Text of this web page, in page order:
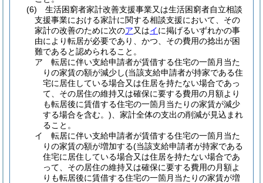
(6)
生活困窮者家計改善支援事業又は生活困窮者自立相談
支援事業における家計に関する相談支援において、その
家計の改善のために次のア又はイに掲げるいずれかの事
由により転居が必要であり、かつ、その費用の捻出が困
難であると認められること。
ア
転居に伴い支給申請者が賃借する住宅の一箇月当た
りの家賃の額が減少し(当該支給申請者が持家である住
宅に居住している場合又は住居を持たない場合であっ
て、その居住の維持又は確保に要する費用の月額より
も転居後に賃借する住宅の一箇月当たりの家賃が減少
する場合を含む。) 、家計全体の支出の削減が見込まれ
ること。
イ
転居に伴い支給申請者が賃借する住宅の一箇月当た
りの家賃の額が増加する(当該支給申請者が持家である
住宅に居住している場合又は住居を持たない場合であ
って、その居住の維持又は確保に要する費用の月額よ
りも転居後に賃借する住宅の一箇月当たりの家賃が増